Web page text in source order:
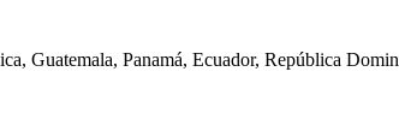
Guatemala, Panamá, Ecuador, República